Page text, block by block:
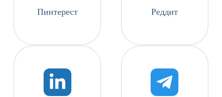
Пинтерест Реддит